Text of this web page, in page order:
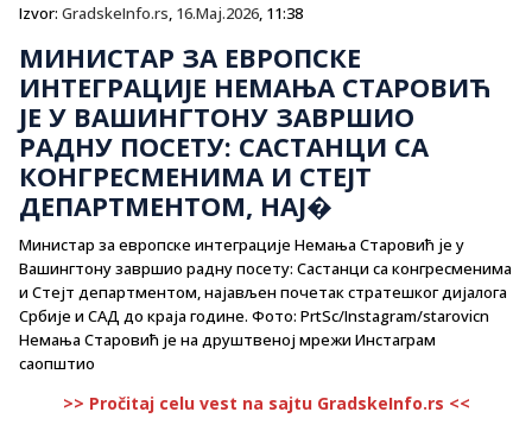
Izvor: GradskeInfo.rs, 16.Maj.2026, 11:38
МИНИСТАР ЗА ЕВРОПСКЕ
ИНТЕГРАЦИЈЕ НЕМАЊА СТАРОВИЋ
JE У ВАШИНГТОНУ ЗАВРШИО
РАДНУ ПОСЕТУ: САСТАНЦИ СА
КОНГРЕСМЕНИМА И СТЕЈТ
ДЕПАРТМЕНТОМ, НАЈ�
Министар за европске интеграције Немања Старовић je у
Вашингтону завршио радну посету: Састанци са конгресменима
и Стејт департментом, најављен почетак стратешког дијалога
Србије и САД до краја године. Фото: PrtSc/Instagram/starovicn
Немања Старовић је на друштвеној мрежи Инстаграм
саопштио
>> Pročitaj celu vest na sajtu GradskeInfo.rs <<